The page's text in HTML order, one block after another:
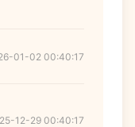
01-02 00:40:17
12-29 00:40:17